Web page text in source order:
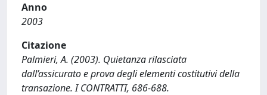
Anno
2003
Citazione
Palmieri, A. (2003). Quietanza rilasciata
dall’assicurato e prova degli elementi costitutivi della
transazione. I CONTRATTI, 686-688.